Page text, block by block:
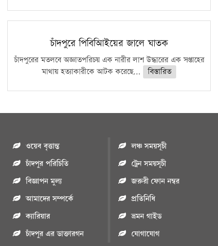
চাঁদপুরে পিবিআিইয়ের জালে ঘাতক
চাঁদপুরের মতলবে অজ্ঞাতপরিচয় এক নারীর লাশ উদ্ধারের এক সপ্তাহের
মাথায় হত্যাকারীকে আটক করেছে...
বিস্তারিত
ওয়েব বৃত্তান্ত
চাঁদপুর পরিচিতি
বিজ্ঞাপন মুল্য
আমাদের সম্পর্কে
ক্যারিয়ার
চাঁদপুর এর ডাক্তারগন
লঞ্চ সময়সূচী
ট্রেন সময়সূচী
জরুরী ফোন নম্বর
প্রতিনিধি
ভ্রমন গাইড
যোগাযোগ